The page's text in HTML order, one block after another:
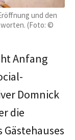
und den
(Foto: ©
Anfang
Domnick
die